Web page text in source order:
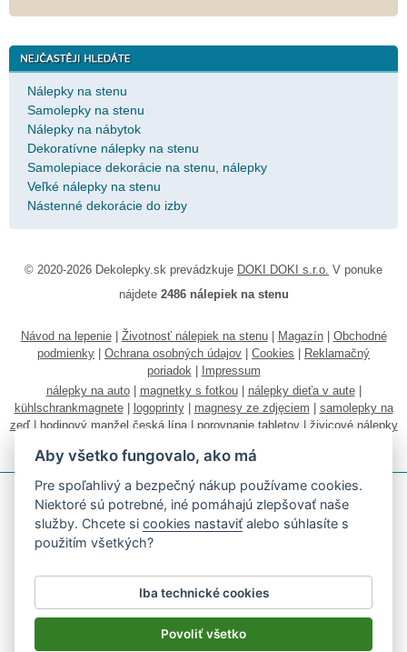
Nálepky na stenu
Samolepky na stenu
Nálepky na nábytok
Dekoratívne nálepky na stenu
Samolepiace dekorácie na stenu, nálepky
Veľké nálepky na stenu
Nástenné dekorácie do izby
© 2020-2026 Dekolepky.sk prevádzkuje DOKI DOKI s.r.o. V ponuke
nájdete 2486 nálepiek na stenu
Návod na lepenie| Životnosť nálepiek na stenu| Magazín| Obchodné
podmienky
Ochrana osobných údajov Cookies
Reklamačný
poriadok|
Impressum
nálepky na auto| magnetky s fotkou| nálepky dieťa v aute|
kühlschrankmagnete| logoprinty| magnesy ze zdjęciem
samolepky na
zeď| hodinový manžel česká lípa| porovnanie tabletov| živicové nálepky
Podľa zákona o evidencii tržieb je predávajúci povinný vystaviť
kupujúcemu účtenku.
Zároveň je povinný zaevidovať prijatú tržbu u správcu dane on-line; v
Aby všetko fungovalo, ako má
Pre spoľahlivý a bezpečný nákup používame cookies.
Niektoré sú potrebné, iné pomáhajú zlepšovať naše
služby. Chcete sicookies nastaviť alebo súhlasíte s
použitím všetkých?
Iba technické cookies
Povoliť všetko